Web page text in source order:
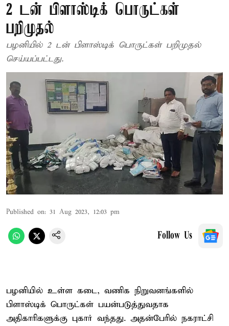
2 டன் பிளாஸ்டிக் பொருட்கள்
பறிமுதல்
பழனியில் 2 டன் பிளாஸ்டிக் பொருட்கள் பறிமுதல்
செய்யப்பட்டது.
Published on: 31 Aug 2023, 12:03 pm
Follow Us
பழனியில் உள்ள கடை, வணிக நிறுவனங்களில்
பிளாஸ்டிக் பொருட்கள் பயன்படுத்துவதாக
அதிகாரிகளுக்கு புகார் வந்தது. அதன்பேரில் நகராட்சி